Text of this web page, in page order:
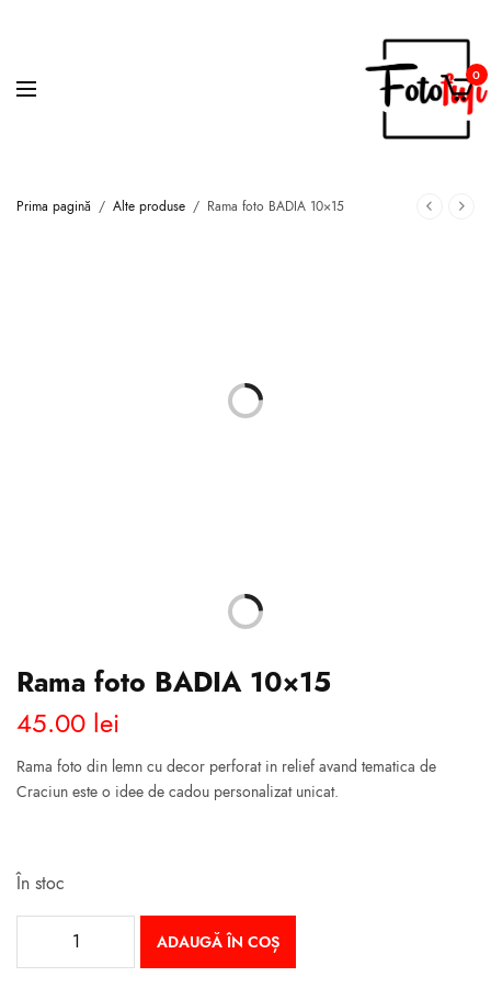
0
Prima pagină / Alte produse / Rama foto BADIA 10×15
Rama foto BADIA 10×15
45.00 lei
Ramafotodin lemn cu decor perforat in relief avand tematica de
Craciun este o idee de cadou personalizat unicat.
În stoc
ADAUGĂ ÎN COȘ